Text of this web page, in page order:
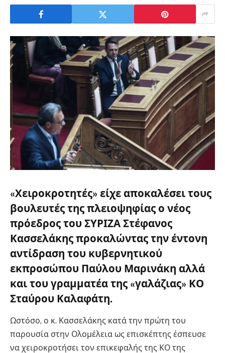
«Χειροκροτητές» είχε αποκαλέσει τους
βουλευτές της πλειοψηφίας ο νέος
πρόεδρος του ΣΥΡΙΖΑ Στέφανος
Κασσελάκης προκαλώντας την έντονη
αντίδραση του κυβερνητικού
εκπροσώπου Παύλου Μαρινάκη αλλά
και του γραμματέα της «γαλάζιας» ΚΟ
Σταύρου Καλαφάτη.
Ωστόσο, ο κ. Κασσελάκης κατά την πρώτη του
παρουσία στην Ολομέλεια ως επισκέπτης έσπευσε
να χειροκροτήσει τον επικεφαλής της ΚΟ της